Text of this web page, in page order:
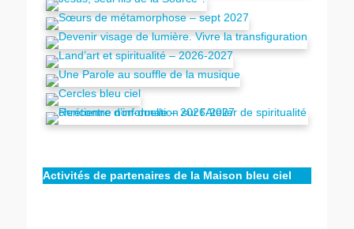
Activités de partenaires de la Maison bleu ciel